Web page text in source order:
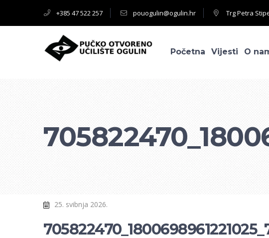
+385 47 522 257 pouogulin@ogulin.hr Trg Petra
Početna Vijesti O
25. svibnja 2026.